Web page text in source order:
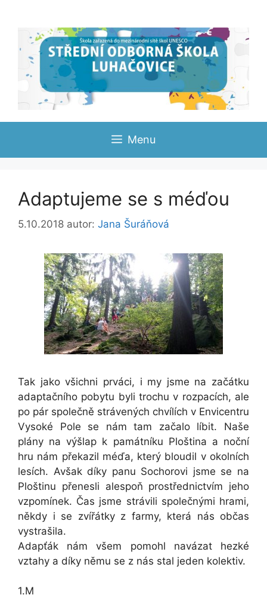
Menu
Adaptujeme se s méďou
5.10.2018 autor: Jana Šuráňová
Tak jako všichni prváci, i my jsme na začátku
adaptačního pobytu byli trochu v rozpacích, ale
po pár společně strávených chvílích v Envicentru
Vysoké Pole se nám tam začalo líbit. Naše
plány na výšlap k památníku Ploština a noční
hru nám překazil méďa, který bloudil v okolních
lesích. Avšak díky panu Sochorovi jsme se na
Ploštinu přenesli alespoň prostřednictvím jeho
vzpomínek. Čas jsme strávili společnými hrami,
někdy i se zvířátky z farmy, která nás občas
vystrašila.
Adapťák nám všem pomohl navázat hezké
vztahy a díky němu se z nás stal jeden kolektiv.
1.M